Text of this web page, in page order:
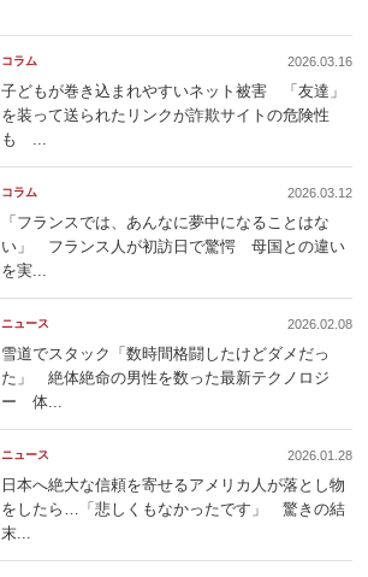
コラム 2026.03.16
子どもが巻き込まれやすいネット被害 「友達」
を装って送られたリンクが詐欺サイトの危険性
も ...
コラム 2026.03.12
「フランスでは、あんなに夢中になることはな
い」 フランス人が初訪日で驚愕 母国との違い
を実...
ニュース 2026.02.08
雪道でスタック「数時間格闘したけどダメだっ
た」 絶体絶命の男性を数った最新テクノロジ
ー 体...
ニュース 2026.01.28
日本へ絶大な信頼を寄せるアメリカ人が落とし物
をしたら…「悲しくもなかったです」 驚きの結
末...